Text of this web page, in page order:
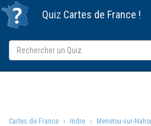
Quiz Cartes de France !
Cartes de France Indre Menetou-sur-